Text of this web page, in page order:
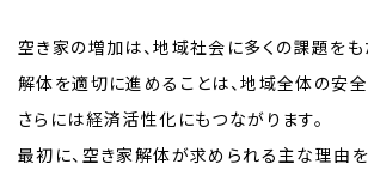
空き家の増加は、地域社会に多くの課題をも
解体を適切に進めることは、地域全体の安
さらには経済活性化にもつながります。
最初に、空き家解体が求められる主な理由